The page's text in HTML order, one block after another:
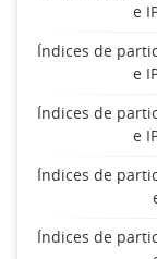
e
Índices de
e
Índices de
e
Índices de
Índices de